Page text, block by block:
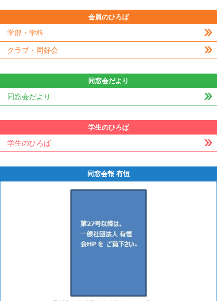
会員のひろば
学部・学科
クラブ・同好会
同窓会だより
同窓会だより
学生のひろば
学生のひろば
同窓会報 有恒